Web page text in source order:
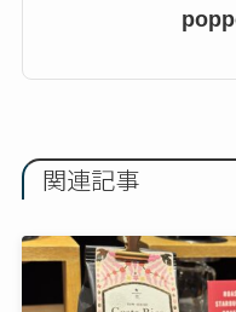
関連記事